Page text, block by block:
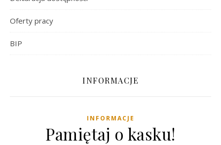
Oferty pracy
BIP
INFORMACJE
INFORMACJE
Pamiętaj o kasku!